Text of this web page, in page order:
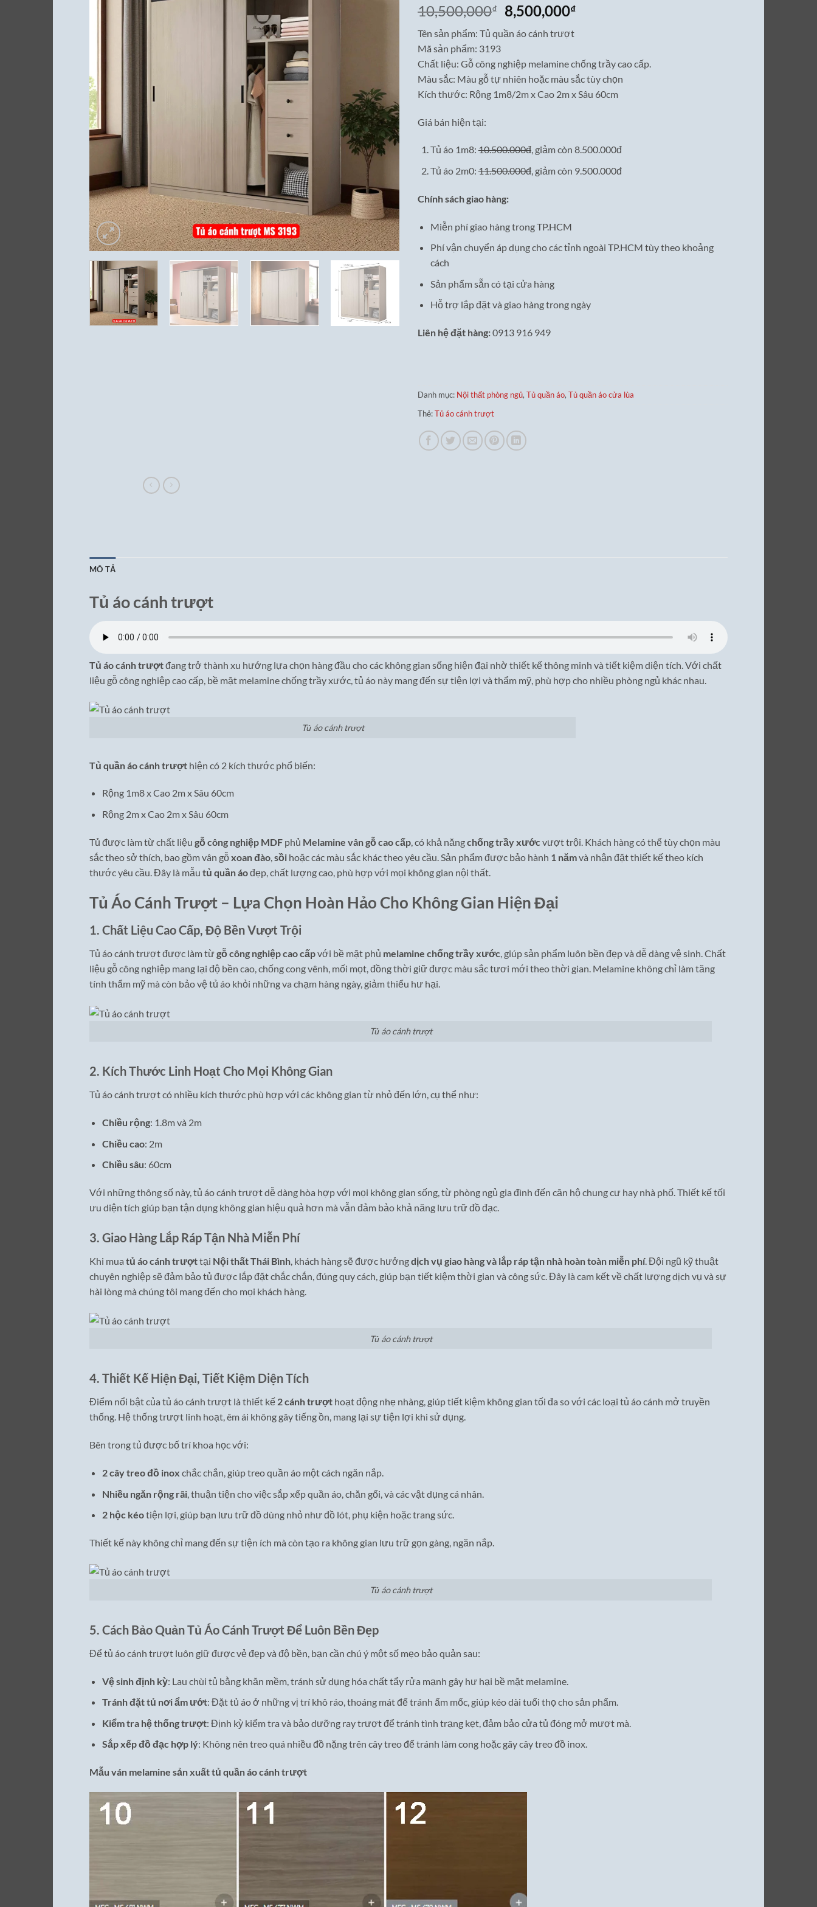
10,500,000₫
Giá
gốc
là:
8,500,000₫Giá
8,500,000₫.
Tên sản phẩm: Tủ quần áo cánh trượt
Mã sản phẩm: 3193
Chất liệu: Gỗ công nghiệp melamine chống trầy cao cấp.
Màu sắc: Màu gỗ tự nhiên hoặc màu sắc tùy chọn
Kích thước: Rộng 1m8/2m x Cao 2m x Sâu 60cm
Giá bán hiện tại:
Tủ áo 1m8:10.500.000đ, giảm còn 8.500.000đ
Tủ áo 2m0:11.500.000đ, giảm còn 9.500.000đ
Chính sách giao hàng:
Miễn phí giao hàng trong TP.HCM
Phí vận chuyển áp dụng cho các tỉnh ngoài TP.HCM tùy theo khoảng
cách
Sản phẩm sẵn có tại cửa hàng
Hỗ trợ lắp đặt và giao hàng trong ngày
Liên hệ đặt hàng:0913 916 949
Danh mục: Nội thất phòng ngủ, Tủ quần áo, Tủ quần áo cửa lùa
Thẻ:Tủ áo cánh trượt
MÔ TẢ
Tủ áo cánh trượt
Tủ áo cánh trượtđang trở thành xu hướng lựa chọn hàng đầu cho các không gian sống hiện đại nhờ thiết kế thông minh và tiết kiệm diện tích. Với chất
liệu gỗ công nghiệp cao cấp, bề mặt melamine chống trầy xước, tủ áo này mang đến sự tiện lợi và thẩm mỹ, phù hợp cho nhiều phòng ngủ khác nhau.
Tủ áo cánh trượt
Tủ quần áo cánh trượt hiện có 2 kích thước phổ biến:
Rộng 1m8 x Cao 2m x Sâu 60cm
Rộng 2m x Cao 2m x Sâu 60cm
Tủ được làm từ chất liệu gỗ công nghiệp MDF phủ Melamine vân gỗ cao cấp , có khả năngchống trầy xước vượt trội. Khách hàng có thể tùy chọn màu
sắc theo sở thích, bao gồm vân gỗxoan đào sồi hoặc các màu sắc khác theo yêu cầu. Sản phẩm được bảo hành 1 nămvà nhận đặt thiết kế theo kích
thước yêu cầu. Đây là mẫu tủ quần áođẹp, chất lượng cao, phù hợp với mọi không gian nội thất.
Tủ Áo Cánh Trượt – Lựa Chọn Hoàn Hảo Cho Không Gian Hiện Đại
1. Chất Liệu Cao Cấp, Độ Bền Vượt Trội
Tủ áo cánh trượt được làm từgỗ công nghiệp cao cấpvới bề mặt phủ melamine chống trầy xước, giúp sản phẩm luôn bền đẹp và dễ dàng vệ sinh. Chất
liệu gỗ công nghiệp mang lại độ bền cao, chống cong vênh, mối mọt, đồng thời giữ được màu sắc tươi mới theo thời gian. Melamine không chỉ làm tăng
tính thẩm mỹ mà còn bảo vệ tủ áo khỏi những va chạm hàng ngày, giảm thiểu hư hại.
Tủ áo cánh trượt
2. Kích Thước Linh Hoạt Cho Mọi Không Gian
Tủ áo cánh trượt có nhiều kích thước phù hợp với các không gian từ nhỏ đến lớn, cụ thể như:
Chiều rộng: 1.8m và 2m
Chiều cao: 2m
Chiều sâu: 60cm
Với những thông số này, tủ áo cánh trượt dễ dàng hòa hợp với mọi không gian sống, từ phòng ngủ gia đình đến căn hộ chung cư hay nhà phố. Thiết kế tối
ưu diện tích giúp bạn tận dụng không gian hiệu quả hơn mà vẫn đảm bảo khả năng lưu trữ đồ đạc.
3. Giao Hàng Lắp Ráp Tận Nhà Miễn Phí
Khi mua tủ áo cánh trượttại Nội thất Thái Bình , khách hàng sẽ được hưởngdịch vụ giao hàng và lắp ráp tận nhà hoàn toàn miễn phí. Đội ngũ kỹ thuật
chuyên nghiệp sẽ đảm bảo tủ được lắp đặt chắc chắn, đúng quy cách, giúp bạn tiết kiệm thời gian và công sức. Đây là cam kết về chất lượng dịch vụ và sự
hài lòng mà chúng tôi mang đến cho mọi khách hàng.
Tủ áo cánh trượt
4. Thiết Kế Hiện Đại, Tiết Kiệm Diện Tích
Điểm nổi bật của tủ áo cánh trượt là thiết kế 2 cánh trượt hoạt động nhẹ nhàng, giúp tiết kiệm không gian tối đa so với các loại tủ áo cánh mở truyền
thống. Hệ thống trượt linh hoạt, êm ái không gây tiếng ồn, mang lại sự tiện lợi khi sử dụng.
Bên trong tủ được bố trí khoa học với:
2 cây treo đồ inox chắc chắn, giúp treo quần áo một cách ngăn nắp.
Nhiều ngăn rộng rãi, thuận tiện cho việc sắp xếp quần áo, chăn gối, và các vật dụng cá nhân.
2 hộc kéotiện lợi, giúp bạn lưu trữ đồ dùng nhỏ như đồ lót, phụ kiện hoặc trang sức.
Thiết kế này không chỉ mang đến sự tiện ích mà còn tạo ra không gian lưu trữ gọn gàng, ngăn nắp.
Tủ áo cánh trượt
5. Cách Bảo Quản Tủ Áo Cánh Trượt Để Luôn Bền Đẹp
Để tủ áo cánh trượt luôn giữ được vẻ đẹp và độ bền, bạn cần chú ý một số mẹo bảo quản sau:
Vệ sinh định kỳ: Lau chùi tủ bằng khăn mềm, tránh sử dụng hóa chất tẩy rửa mạnh gây hư hại bề mặt melamine.
Tránh đặt tủ nơi ẩm ướt: Đặt tủ áo ở những vị trí khô ráo, thoáng mát để tránh ẩm mốc, giúp kéo dài tuổi thọ cho sản phẩm.
Kiểm tra hệ thống trượt: Định kỳ kiểm tra và bảo dưỡng ray trượt để tránh tình trạng kẹt, đảm bảo cửa tủ đóng mở mượt mà.
Sắp xếp đồ đạc hợp lý: Không nên treo quá nhiều đồ nặng trên cây treo để tránh làm cong hoặc gãy cây treo đồ inox.
Mẫu ván melamine sản xuất tủ quần áo cánh trượt